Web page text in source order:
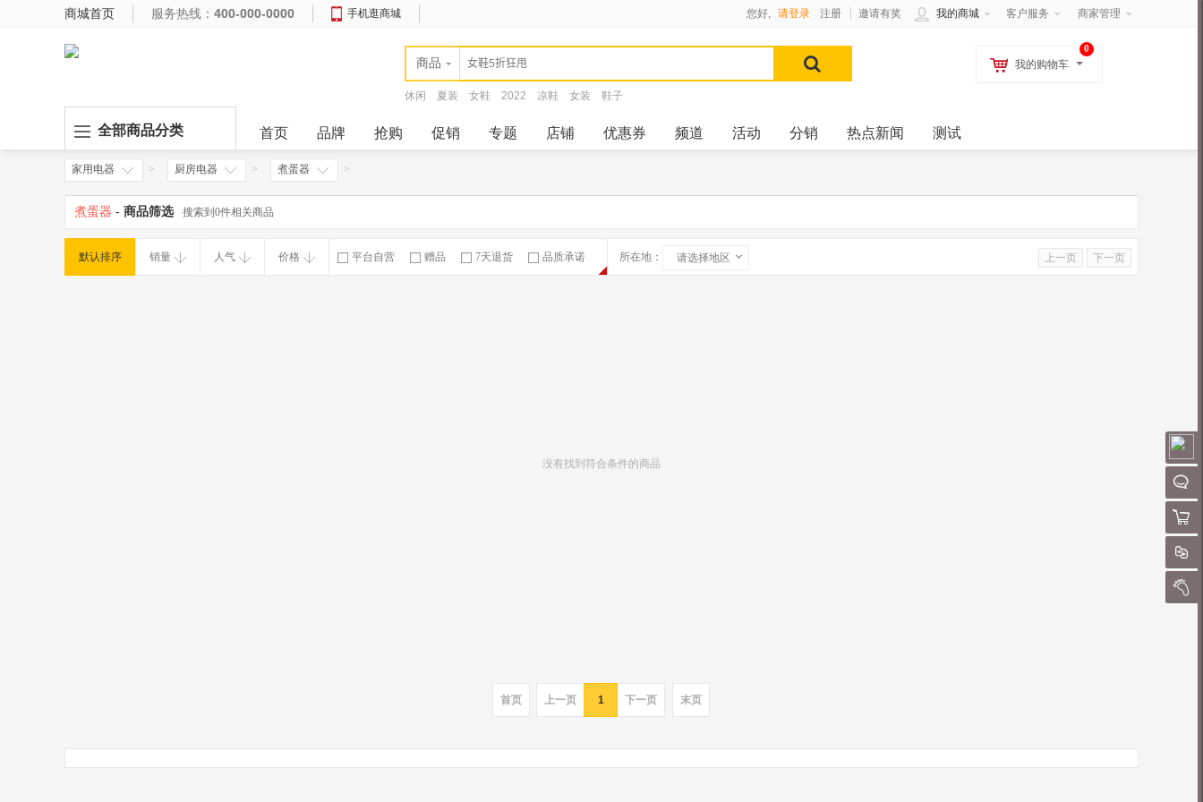
聊
购物
对
我的
商城首页 服务热线： 400-000-0000 手机逛商城 客户服务 商家管理
我的商城
您好, 请登录 注册 邀请有奖
商品
休闲 夏装 女鞋 2022 凉鞋 女装 鞋子
0
我的购物车
全部商品分类 首页 品牌 抢购 促销 专题 店铺 优惠券 频道 活动 分销 热点新闻 测试
家用电器 > 厨房电器 > 煮蛋器 >
煮蛋器 - 商品筛选 搜索到0件相关商品
上一页 下一页
默认排序 销量 人气 价格 平台自营 赠品 7天退货 品质承诺 所在地： 请选择地区
没有找到符合条件的商品
首页 上一页 1 下一页 末页